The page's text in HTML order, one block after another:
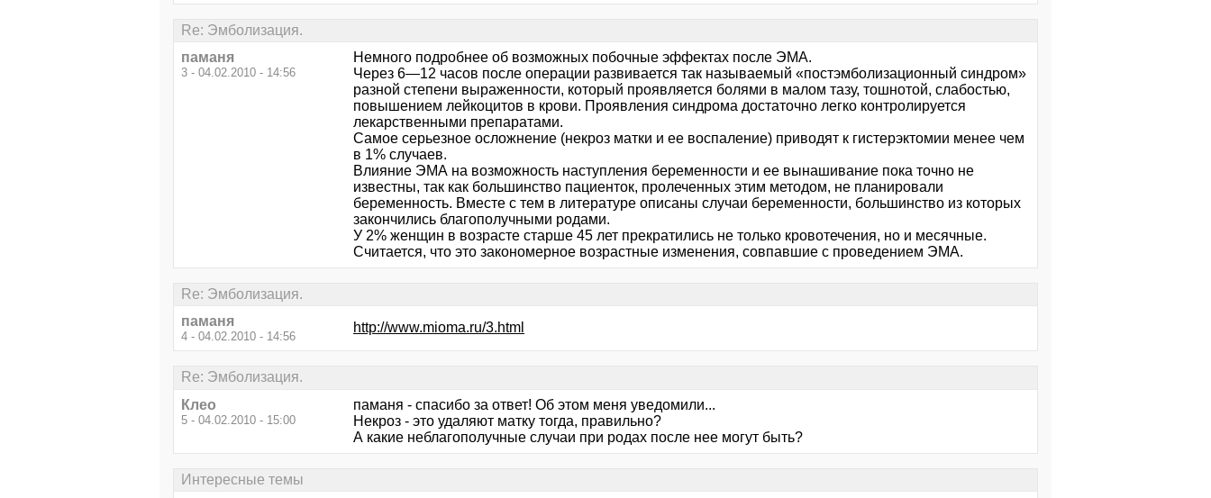
Re: Эмболизация.
паманя
3 - 04.02.2010 - 14:56
Немного подробнее об возможных побочные эффектах после ЭМА.
Через 6—12 часов после операции развивается так называемый «постэмболизационный синдром»
разной степени выраженности, который проявляется болями в малом тазу, тошнотой, слабостью,
повышением лейкоцитов в крови. Проявления синдрома достаточно легко контролируется
лекарственными препаратами.
Самое серьезное осложнение (некроз матки и ее воспаление) приводят к гистерэктомии менее чем
в 1% случаев.
Влияние ЭМА на возможность наступления беременности и ее вынашивание пока точно не
известны, так как большинство пациенток, пролеченных этим методом, не планировали
беременность. Вместе с тем в литературе описаны случаи беременности, большинство из которых
закончились благополучными родами.
У 2% женщин в возрасте старше 45 лет прекратились не только кровотечения, но и месячные.
Считается, что это закономерное возрастные изменения, совпавшие с проведением ЭМА.
Re: Эмболизация.
паманя
4 - 04.02.2010 - 14:56
http://www.mioma.ru/3.html
Re: Эмболизация.
Клео
5 - 04.02.2010 - 15:00
паманя - спасибо за ответ! Об этом меня уведомили...
Некроз - это удаляют матку тогда, правильно?
А какие неблагополучные случаи при родах после нее могут быть?
Интересные темы